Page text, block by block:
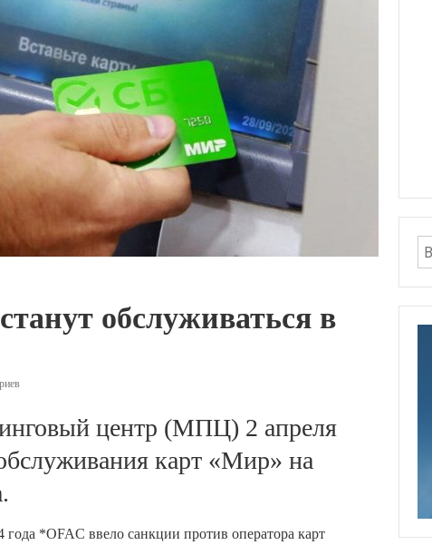
обслуживаться в
центр (МПЦ) 2 апреля
карт «Мир» на
*OFAC ввело санкции против оператора карт